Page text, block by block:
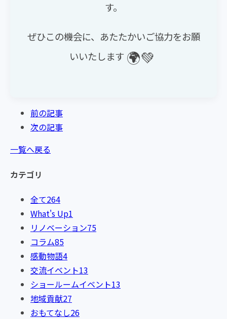
す。
ぜひこの機会に、あたたかいご協力をお願
いいたします 🌍💚
前の記事
次の記事
一覧へ戻る
カテゴリ
全て264
What's Up1
リノベーション75
コラム85
感動物語4
交流イベント13
ショールームイベント13
地域貢献27
おもてなし26